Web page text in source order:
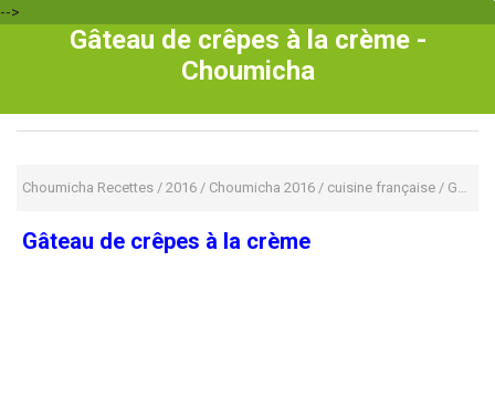
-->
Gâteau de crêpes à la crème -
Choumicha
Choumicha Recettes / 2016 / Choumicha 2016 / cuisine française / Gâteaux
Gâteau de crêpes à la crème